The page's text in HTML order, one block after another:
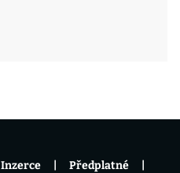
Inzerce Předplatné